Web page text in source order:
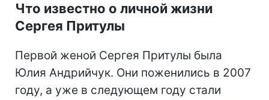
Что известно о личной жизни
Сергея Притулы
Первой женой Сергея Притулы была
Юлия Андрийчук. Они поженились в 2007
году, а уже в следующем году стали